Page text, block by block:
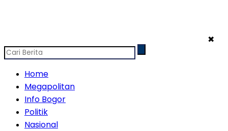
✖
Home
Megapolitan
Info Bogor
Politik
Nasional